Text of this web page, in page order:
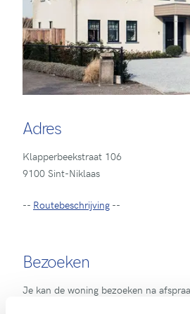
Adres
Klapperbeekstraat 106
9100 Sint-Niklaas
-- Routebeschrijving --
Bezoeken
Je kan de woning bezoeken na